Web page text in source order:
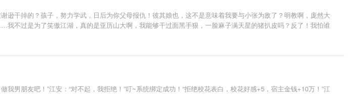
干掉的？孩子，努力学武，日后为你父母报仇！彼其娘也，这不是意味着我要与小张为敌了？明教啊，庞然大
不过是为了笑傲江湖，真的是亚历山大啊，我能够干过面黑手狠，一脸麻子满天星的猪扒皮吗？反了！我怕谁
男朋友吧！”江安：“对不起，我拒绝！”叮~系统绑定成功！“拒绝校花表白，校花好感+5，宿主金钱+10万！”江